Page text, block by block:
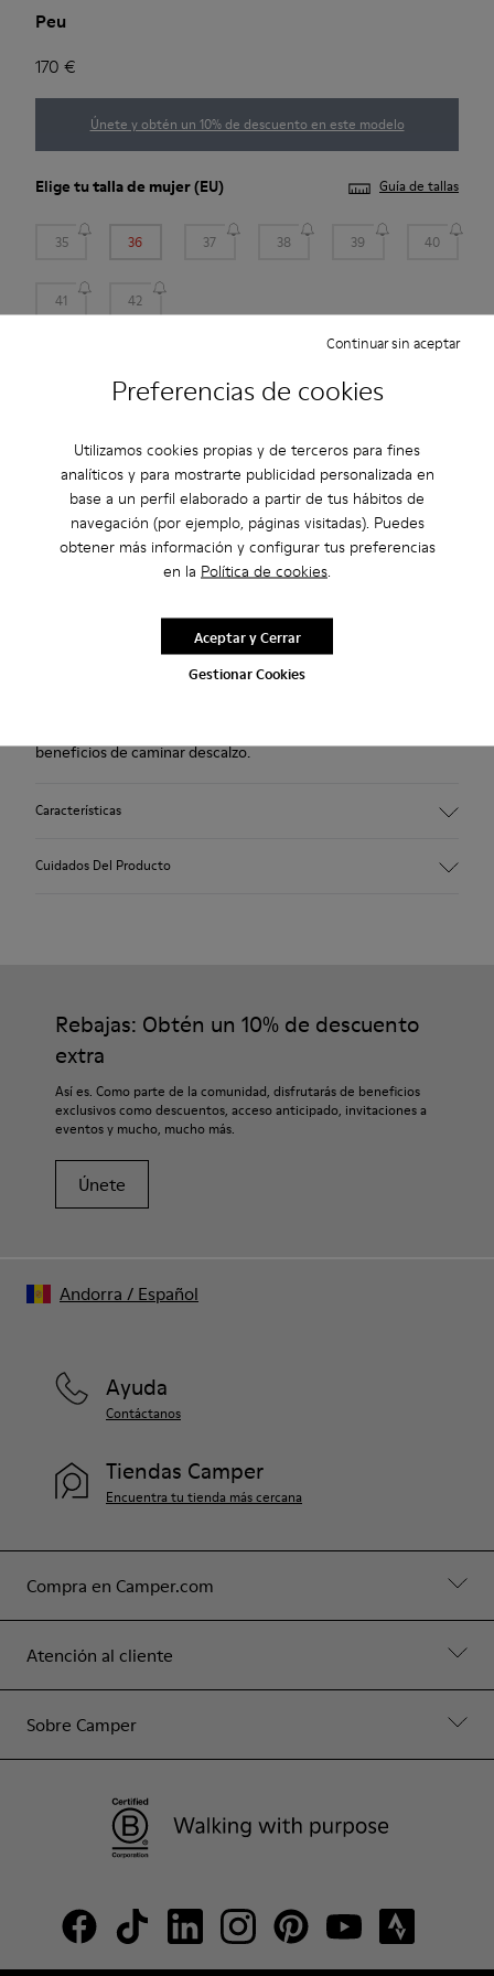
Preferencias de cookies
Utilizamos cookies propias y de terceros para fines
analíticos y para mostrarte publicidad personalizada en
base a un perfil elaborado a partir de tus hábitos de
navegación (por ejemplo, páginas visitadas). Puedes
obtener más información y configurar tus preferencias
en la Política de cookies.
Gestionar Cookies
Continuar sin aceptar
Aceptar y Cerrar
Peu
170 €
Únete y obtén un 10% de descuento en este modelo
Elige tu talla de mujer(EU) Guía de tallas
35 36 37 38 39 40
41 42
2 años de garantía por defectos de fábrica.
Zapato azul para mujer. Piel de nobuk y suela de poliuretano
beneficios de caminar descalzo.
Características
Tiras elásticas para un fácil ajuste
Forro:
(60% Nailon - 40% PU)
Cuidados Del Producto
garantizará que duren más tiempo.
Si deseas obtener información detallada sobre cómo cuidar de
tu par, visita nuestraGuía para el cuidado del calzado.
Rebajas: Obtén un 10% de descuento
extra
Así es. Como parte de la comunidad, disfrutarás de beneficios
exclusivos como descuentos, acceso anticipado, invitaciones a
eventos y mucho, mucho más.
Únete
Compra en Camper.com
Atención al cliente
Sobre Camper
Ayuda
Contáctanos
Tiendas Camper
Encuentra tu tienda más cercana
Andorra / Español